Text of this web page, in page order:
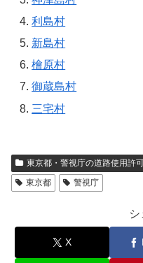
利島村
新島村
檜原村
御蔵島村
三宅村
東京都・警視庁の道路使用許
東京都
警視庁
シ
X